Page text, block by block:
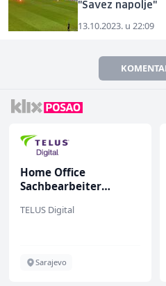
"Savez napolje"
13.10.2023. u 22:09
Home Office
Sachbearbeiter
bekannten deutschen
TELUS Digital
Sarajevo